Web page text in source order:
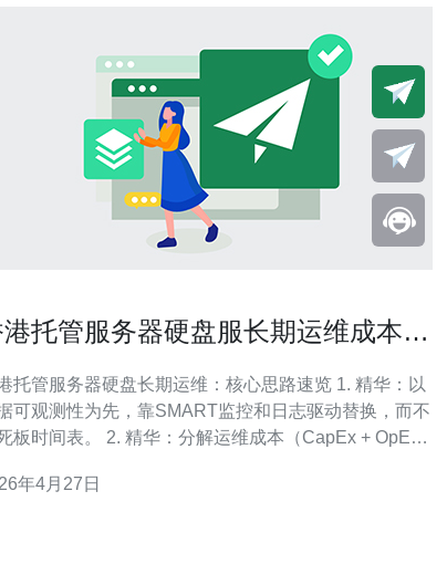
托管服务器硬盘服长期运维成本与
托管服务器硬盘长期运维：核心思路速览 1. 精华：以
可观测性为先，靠SMART监控和日志驱动替换，而不
板时间表。 2. 精华：分解运维成本（CapEx + OpEx
轮换与热备件策略，结合SLA与业务重要度差异化更
年4月27日